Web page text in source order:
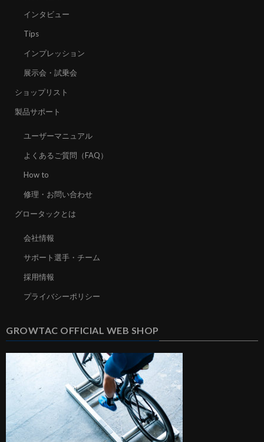
インタビュー
Tips
インプレッション
展示会・試乗会
ショップリスト
製品サポート
ユーザーマニュアル
よくあるご質問（FAQ）
How to
修理・お問い合わせ
グロータックとは
会社情報
サポート選手・チーム
採用情報
プライバシーポリシー
GROWTAC OFFICIAL WEB SHOP